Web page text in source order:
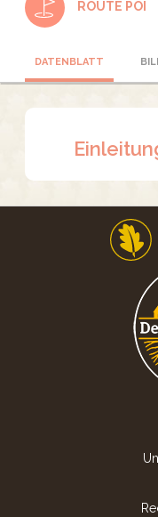
ROUTE POI
DATENBLATT